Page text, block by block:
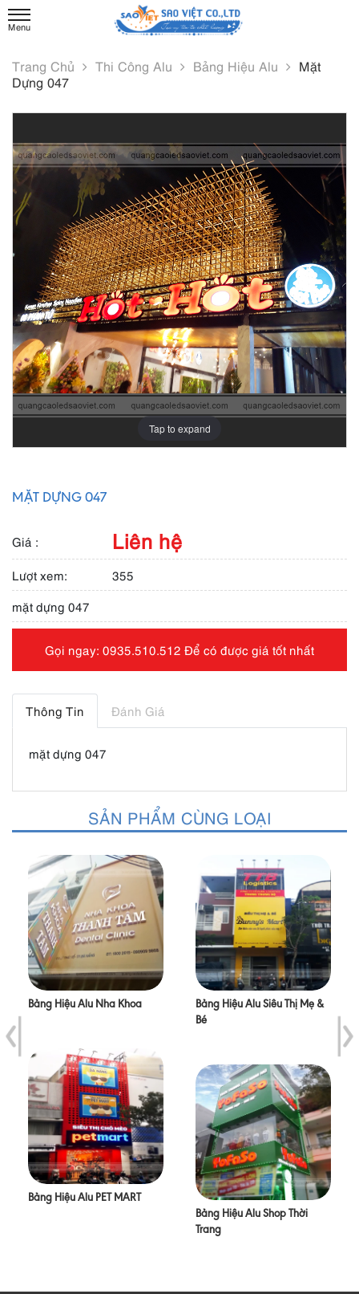
Trang Chủ Thi Công Alu Bảng Hiệu Alu
Mặt
Dựng 047
Tap to expand
MẶT DỰNG 047
Giá : Liên hệ
Lượt xem:
355
mặt dựng 047
Gọi ngay: 0935.510.512 Để có được giá tốt nhất
Thông Tin Đánh Giá
mặt dựng 047
SẢN PHẨM CÙNG LOẠI
Bảng Hiệu Alu Nha Khoa
Bảng Hiệu Alu PET MART
Bảng Hiệu Alu Siêu Thị Mẹ &
Bé
Bảng Hiệu Alu Shop Thời
Trang